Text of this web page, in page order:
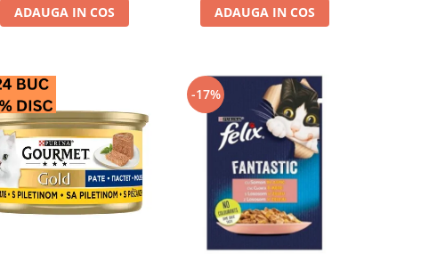
ADAUGA IN COS ADAUGA IN COS
-17%